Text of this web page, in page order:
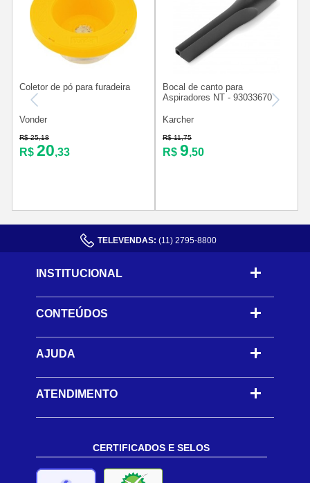
Coletor de pó para furadeira
Vonder
R$ 25,18
R$ 20,33
Bocal de canto para
Aspiradores NT - 93033670
Karcher
R$ 11,75
R$ 9,50
TELEVENDAS: (11) 2795-8800
INSTITUCIONAL
CONTEÚDOS -
AJUDA -
ATENDIMENTO
CERTIFICADOS E SELOS